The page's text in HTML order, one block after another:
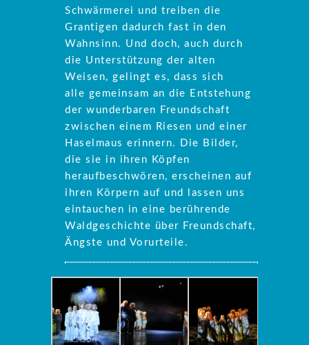
Schwärmerei und treiben die
Grantigen dadurch fast in den
Wahnsinn. Und doch, auch durch
die Unterstützung der alten
Weisen, gelingt es, dass sich
alle gemeinsam an die Entstehung
der wunderbaren Freundschaft
zwischen einem Riesen und einer
Haselmaus erinnern. Die Bilder,
die sie in ihren Köpfen
heraufbeschwören, erscheinen auf
ihren Körpern auf und lassen uns
eintauchen in eine berührende
Waldgeschichte über Freundschaft,
Ängste und Vorurteile.